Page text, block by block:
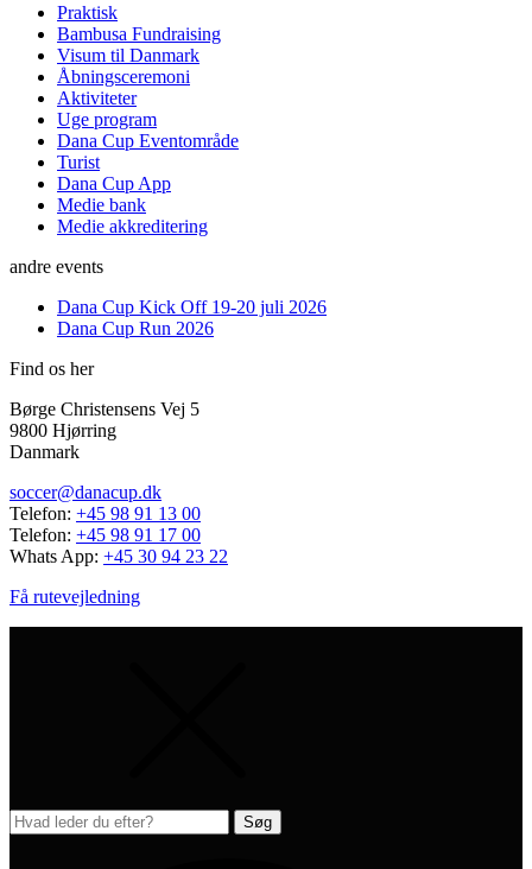
Praktisk
Bambusa Fundraising
Visum til Danmark
Åbningsceremoni
Aktiviteter
Uge program
Dana Cup Eventområde
Turist
Dana Cup App
Medie bank
Medie akkreditering
andre events
Dana Cup Kick Off 19-20 juli 2026
Dana Cup Run 2026
Find os her
Børge Christensens Vej 5
9800 Hjørring
Danmark
soccer@danacup.dk
Telefon: +45 98 91 13 00
Telefon: +45 98 91 17 00
Whats App: +45 30 94 23 22
Få rutevejledning